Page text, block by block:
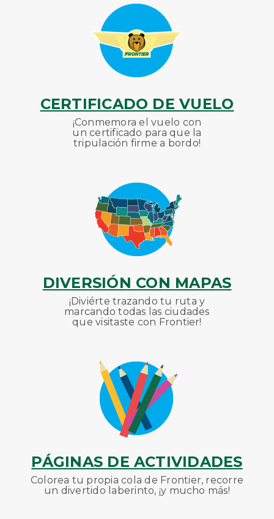
CERTIFICADO DE VUELO
¡Conmemora el vuelo con
un certificado para que la
tripulación firme a bordo!
DIVERSIÓN CON MAPAS
¡Diviérte trazando tu ruta y
marcando todas las ciudades
que visitaste con Frontier!
PÁGINAS DE ACTIVIDADES
Colorea tu propia cola de Frontier, recorre
un divertido laberinto, ¡y mucho más!